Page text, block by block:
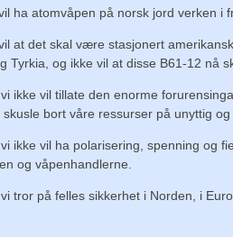
ha atomvåpen på norsk jord verken i
at det skal være stasjonert
Tyrkia, og ikke vil at disse B61-12 nå
ikke vil tillate den enorme
skusle bort våre ressurser på unyttig
ikke vil ha polarisering, spenning og
og våpenhandlerne.
tror på felles sikkerhet i Norden, i